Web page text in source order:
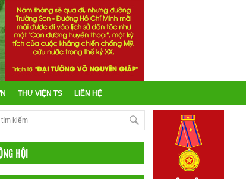
THƯ VIỆN TS LIÊN HỆ
HỘI